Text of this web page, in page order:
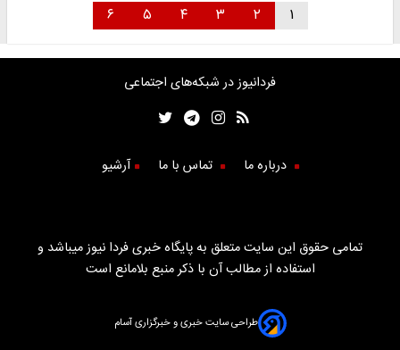
۱ ۲ ۳ ۴ ۵ ۶
فردانیوز در شبکه‌های اجتماعی
درباره ما تماس با ما آرشیو
تمامی حقوق این سایت متعلق به پایگاه خبری فردا نیوز میباشد و
استفاده از مطالب آن با ذکر منبع بلامانع است
طراحی سایت خبری و خبرگزاری آسام